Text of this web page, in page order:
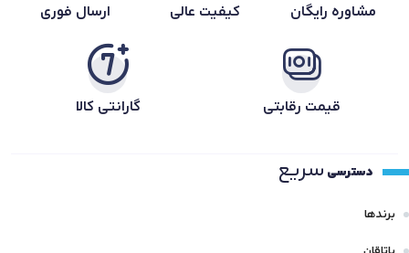
مشاوره رایگان کیفیت عالی ارسال فوری
قیمت رقابتی گارانتی کالا
دسترسی سریع
برندها